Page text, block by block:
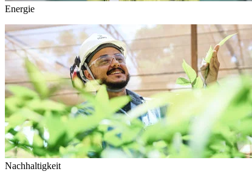
Energie
Nachhaltigkeit